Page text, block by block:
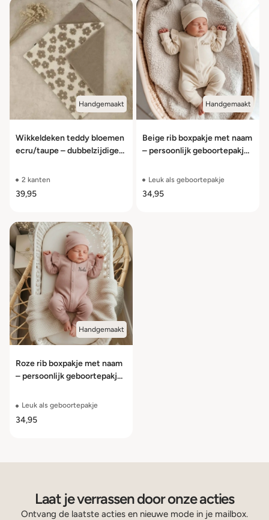
Handgemaakt
Wikkeldeken teddy bloemen
ecru/taupe – dubbelzijdige
2 kanten
39,95
Handgemaakt
Beige rib boxpakje met naam
– persoonlijk geboortepakje
Leuk als geboortepakje
34,95
Handgemaakt
Roze rib boxpakje met naam
– persoonlijk geboortepakje
Leuk als geboortepakje
34,95
Laat je verrassen door onze acties
Ontvang de laatste acties en nieuwe mode in je mailbox.